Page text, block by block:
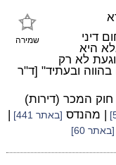
שמירה
דיני
היא
לא רק
ובעתיד" [ד"ר
חוק המכר (דירות)
| מהנדס [באתר 441]
|
[באתר 60]